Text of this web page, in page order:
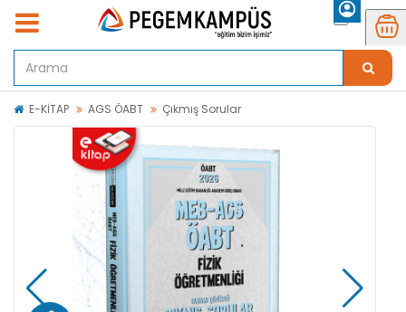
E-KİTAP AGS ÖABT Çıkmış Sorular